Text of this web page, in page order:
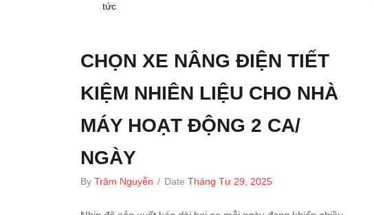
tức
CHỌN XE NÂNG ĐIỆN TIẾT
KIỆM NHIÊN LIỆU CHO NHÀ
MÁY HOẠT ĐỘNG 2 CA/
NGÀY
By Trâm Nguyễn / Date Tháng Tư 29, 2025